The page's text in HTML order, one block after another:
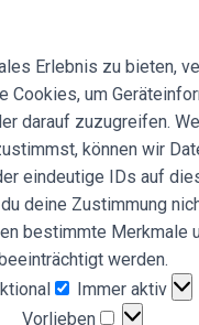
Erlebnis zu bieten,
Cookies, um
darauf zuzugreifen.
können wir
eindeutige IDs auf
deine Zustimmung
bestimmte Merkmale
werden.
Funktional
Immer aktiv
Vorlieben
Vorlieben